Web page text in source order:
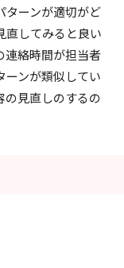
ターンが適切がど
直してみると良い
連絡時間が担当者
ーンが類似してい
の見直しのするの